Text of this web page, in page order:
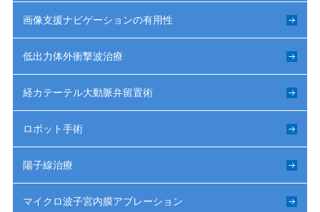
画像支援ナビゲーションの有用性
低出力体外衝撃波治療
経カテーテル大動脈弁留置術
ロボット手術
陽子線治療
マイクロ波子宮内膜アブレーション